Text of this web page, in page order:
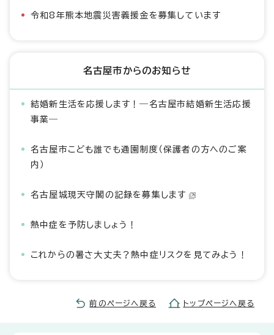
令和8年熊本地震災害義援金を募集しています
名古屋市からのお知らせ
結婚新生活を応援します！―名古屋市結婚新生活応援
事業―
名古屋市こども誰でも通園制度（保護者の方へのご案
内）
名古屋城現天守閣の記録を募集します
熱中症を予防しましょう！
これからの暑さ大丈夫？熱中症リスクを見てみよう！
前のページへ戻る トップページへ戻る